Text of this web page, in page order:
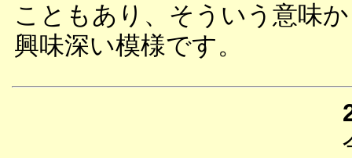
こともあり、そういう意味
興味深い模様です。